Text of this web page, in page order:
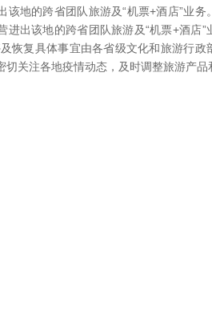
该地的跨省团队旅游及“机票+酒店”业
进出该地的跨省团队旅游及“机票+酒店
恢复具体事宜由各省级文化和旅游行
切关注各地疫情动态，及时调整旅游产品